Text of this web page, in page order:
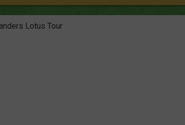
Lotus Tour